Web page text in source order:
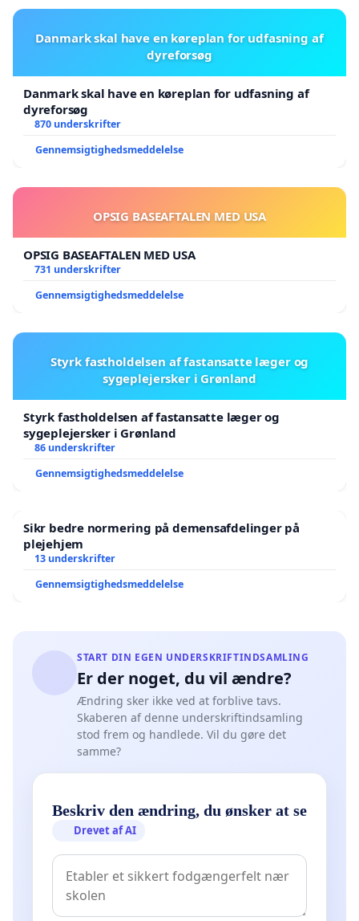
Kommune, og godkendelse af ny lokalplan.
restaurationsbranchen både for at få hævet barren
for værkstedspædagogikken og det at skabe et nyt
visionært madcampus i KBH
· Har inddraget hele samfundet og branchen i
både skolens strategiudvikling og i branchens
Danmark skal have en køreplan for udfasning af
dyreforsøg
Danmark skal have en køreplan for udfasning af
dyreforsøg
870 underskrifter
Gennemsigtighedsmeddelelse
OPSIG BASEAFTALEN MED USA
OPSIG BASEAFTALEN MED USA
731 underskrifter
Gennemsigtighedsmeddelelse
Styrk fastholdelsen af fastansatte læger og
sygeplejersker i Grønland
Styrk fastholdelsen af fastansatte læger og
sygeplejersker i Grønland
86 underskrifter
Gennemsigtighedsmeddelelse
Sikr bedre normering på demensafdelinger på
plejehjem
13 underskrifter
Gennemsigtighedsmeddelelse
START DIN EGEN UNDERSKRIFTINDSAMLING
Er der noget, du vil ændre?
Ændring sker ikke ved at forblive tavs.
Skaberen af denne underskriftindsamling
stod frem og handlede. Vil du gøre det
samme?
Beskriv den ændring, du ønsker at se
Drevet af AI